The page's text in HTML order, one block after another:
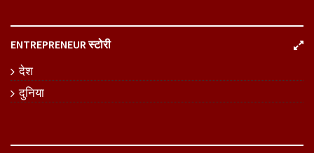
ENTREPRENEUR स्टोरी
देश
दुनिया